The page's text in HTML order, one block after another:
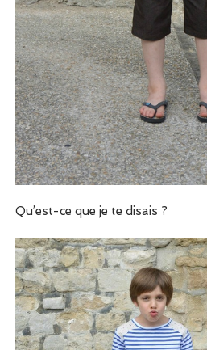
Qu’est-ce que je te disais ?